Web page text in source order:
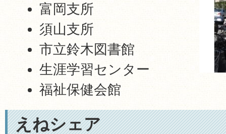
富岡支所
須山支所
市立鈴木図書館
生涯学習センター
福祉保健会館
えねシェア